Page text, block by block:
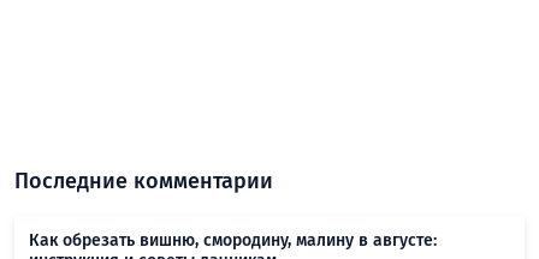
Последние комментарии
Как обрезать вишню, смородину, малину в августе: